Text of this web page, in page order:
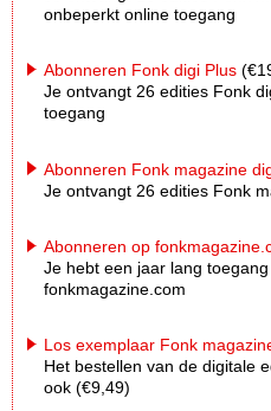
onbeperkt online toegang
Abonneren Fonk digi Plus
Je ontvangt 26 edities Fonk
toegang
Abonneren Fonk magazine
Je ontvangt 26 edities Fonk
Abonneren op
Je hebt een jaar lang
fonkmagazine.com
Los exemplaar Fonk
Het bestellen van de digitale
ook (€9,49)